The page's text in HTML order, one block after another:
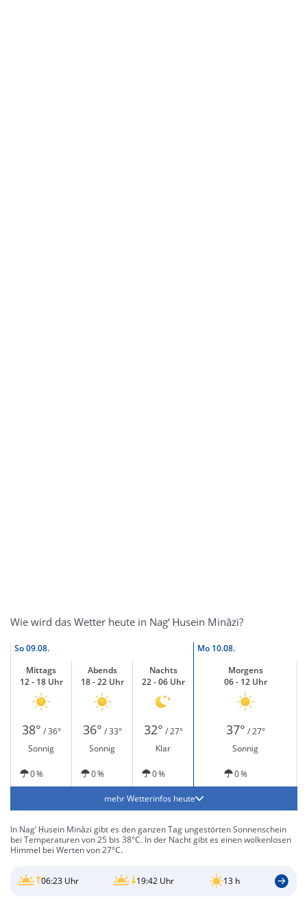
Wie wird das Wetter heute in Nag‘ Ḥusein Minâzi?
So09.08. Mo 10.08.
Mittags
12 - 18 Uhr
Abends
18 - 22 Uhr
Nachts
22 - 06 Uhr
Morgens
06 - 12 Uhr
38° / 36° 36° / 33° 32° / 27° 37° / 27°
Sonnig
Sonnig Klar Sonnig
0 % 0 % 0 % 0 %
mehr Wetterinfos heute
In Nag‘ Ḥusein Minâzi gibt es den ganzen Tag ungestörten Sonnenschein
bei Temperaturen von 25 bis 38°C. In der Nacht gibt es einen wolkenlosen
Himmel bei Werten von 27°C.
06:23 Uhr 19:42 Uhr 13 h